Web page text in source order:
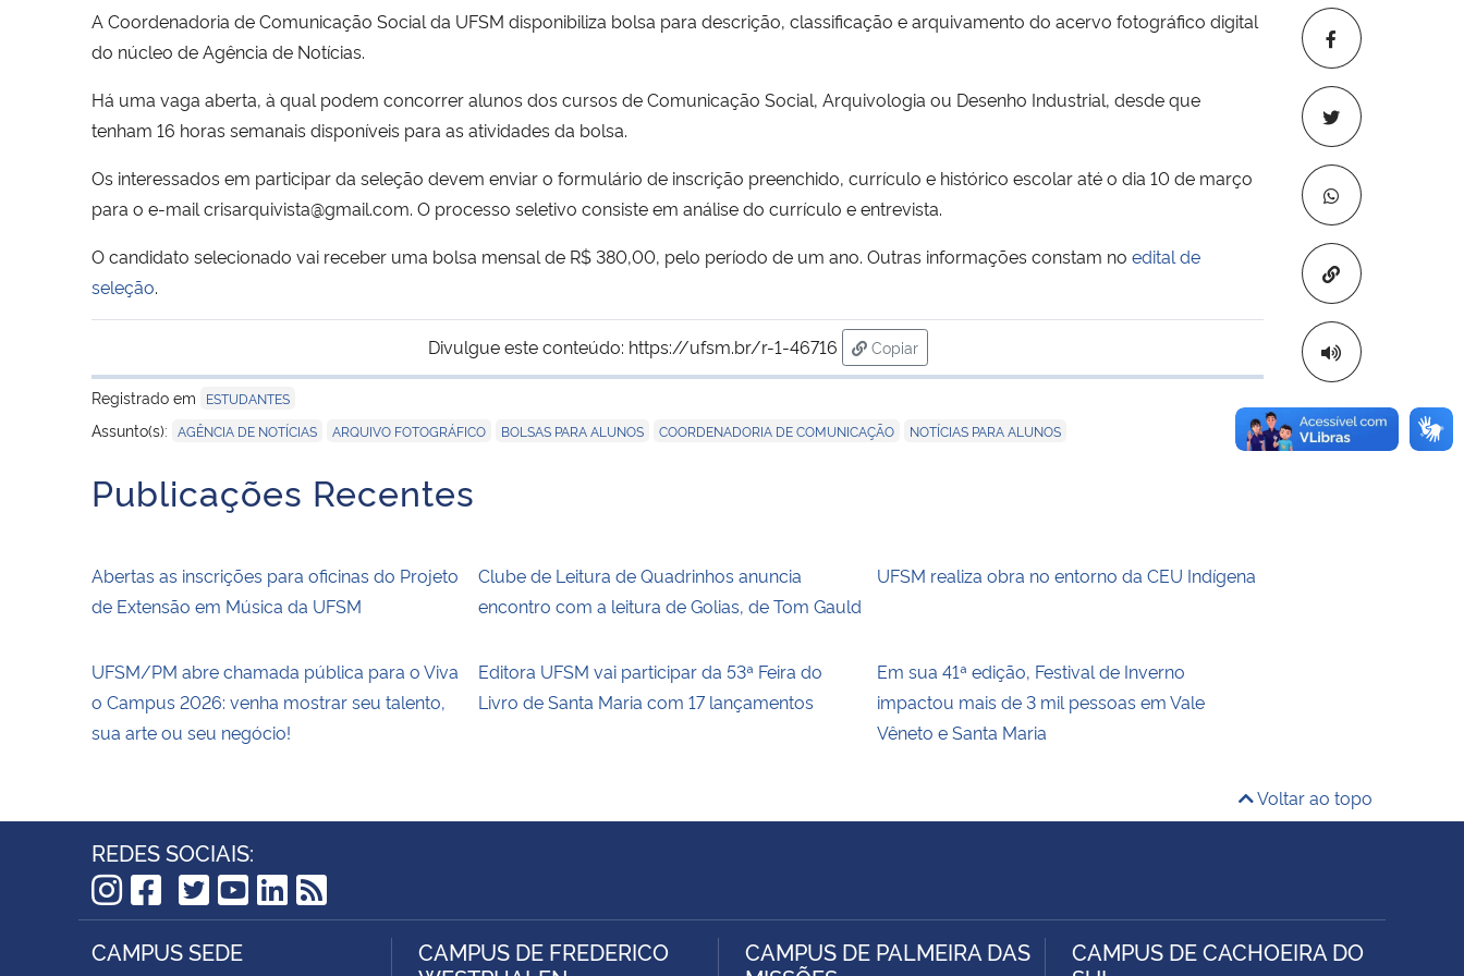
Copiar para
A Coordenadoria de Comunicação Social da UFSM disponibiliza bolsa para descrição, classificação e arquivamento do acervo fotográfico digital
do núcleo de Agência de Notícias.
Há uma vaga aberta, à qual podem concorrer alunos dos cursos de Comunicação Social, Arquivologia ou Desenho Industrial, desde que
tenham 16 horas semanais disponíveis para as atividades da bolsa.
Os interessados em participar da seleção devem enviar o formulário de inscrição preenchido, currículo e histórico escolar até o dia 10 de março
para o e-mail crisarquivista@gmail.com. O processo seletivo consiste em análise do currículo e entrevista.
O candidato selecionado vai receber uma bolsa mensal de R$ 380,00, pelo período de um ano. Outras informações constam no edital de
seleção.
Divulgue este conteúdo: https://ufsm.br/r-1-46716
Copiar
para área de transferência
Registrado em
ESTUDANTES
Assunto(s): AGÊNCIA DE NOTÍCIAS ARQUIVO FOTOGRÁFICO BOLSAS PARA ALUNOS COORDENADORIA DE COMUNICAÇÃO NOTÍCIAS PARA ALUNOS
Publicações Recentes
Abertas as inscrições para oficinas do Projeto
de Extensão em Música da UFSM
Clube de Leitura de Quadrinhos anuncia
encontro com a leitura de Golias, de Tom Gauld
UFSM realiza obra no entorno da CEU Indígena
UFSM/PM abre chamada pública para o Viva
o Campus 2026: venha mostrar seu talento,
sua arte ou seu negócio!
Editora UFSM vai participar da 53ª Feira do
Livro de Santa Maria com 17 lançamentos
Em sua 41ª edição, Festival de Inverno
impactou mais de 3 mil pessoas em Vale
Vêneto e Santa Maria
Voltar ao topo
REDES SOCIAIS:
Instagram
Facebook
TikTok
Twitter
YouTube
LinkedIn
RSS
CAMPUS SEDE
CAMPUS DE FREDERICO
CAMPUS DE PALMEIRA DAS
CAMPUS DE CACHOEIRA DO